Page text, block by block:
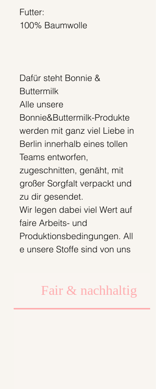
Futter:
100% Baumwolle
Dafür steht Bonnie &
Buttermilk
Alle unsere
Bonnie&Buttermilk-Produkte
werden mit ganz viel Liebe in
Berlin innerhalb eines tollen
Teams entworfen,
zugeschnitten, genäht, mit
großer Sorgfalt verpackt und
zu dir gesendet.
Wir legen dabei viel Wert auf
faire Arbeits- und
Produktionsbedingungen. All
e unsere Stoffe sind von uns
Textilmanufaktur in
Fair & nachhaltig